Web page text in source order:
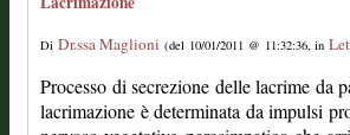
Di Dr.ssa Maglioni (del 10/01/2011 @ 11:32:36, in
Processo di secrezione delle lacrime da
lacrimazione è determinata da impulsi